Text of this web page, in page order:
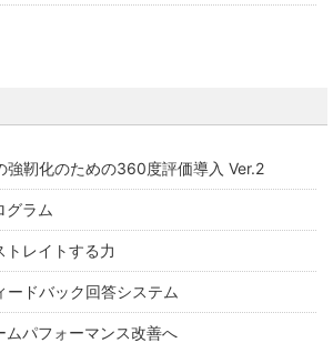
強靭化のための360度評価導入 Ver.2
グラム
トレイトする力
ードバック回答システム
ムパフォーマンス改善へ